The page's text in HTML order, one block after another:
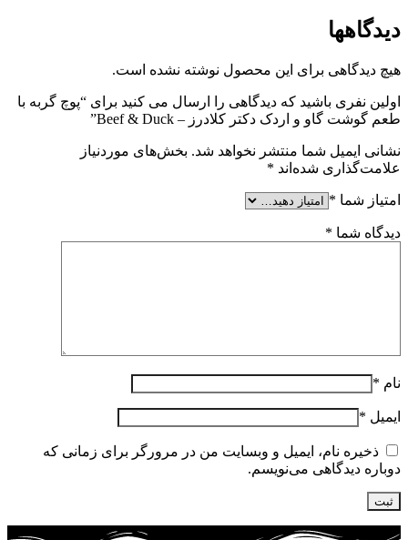
دیدگاهها
هیچ دیدگاهی برای این محصول نوشته نشده است.
اولین نفری باشید که دیدگاهی را ارسال می کنید برای “پوچ گربه با
طعم گوشت گاو و اردک دکتر کلادرز – Beef & Duck”
نشانی ایمیل شما منتشر نخواهد شد. بخش‌های موردنیاز
علامت‌گذاری شده‌اند *
امتیاز شما *
دیدگاه شما *
نام *
ایمیل *
ذخیره نام، ایمیل و وبسایت من در مرورگر برای زمانی که
دوباره دیدگاهی می‌نویسم.